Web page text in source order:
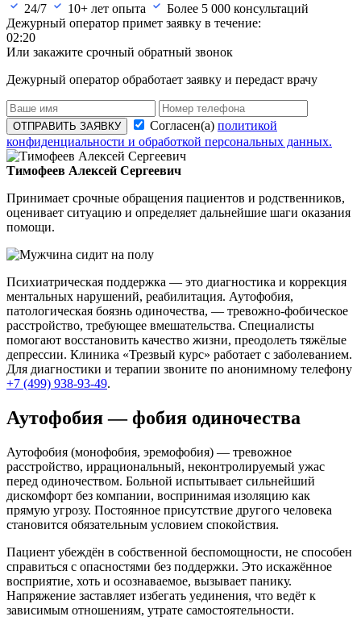
24/7
10+ лет опыта Более 5 000 консультаций
Дежурный оператор примет заявку в течение:
02:20
Или закажите срочный обратный звонок
Дежурный оператор обработает заявку и передаст врачу
ОТПРАВИТЬ ЗАЯВКУ Согласен(а) политикой
конфиденциальности и обработкой персональных данных.
Тимофеев Алексей Сергеевич
Принимает срочные обращения пациентов и родственников,
оценивает ситуацию и определяет дальнейшие шаги оказания
помощи.
Психиатрическая поддержка — это диагностика и коррекция
ментальных нарушений, реабилитация. Аутофобия,
патологическая боязнь одиночества, — тревожно-фобическое
расстройство, требующее вмешательства. Специалисты
помогают восстановить качество жизни, преодолеть тяжёлые
депрессии. Клиника «Трезвый курс» работает с заболеванием.
Для диагностики и терапии звоните по анонимному телефону
+7 (499) 938-93-49.
Аутофобия — фобия одиночества
Аутофобия (монофобия, эремофобия) — тревожное
расстройство, иррациональный, неконтролируемый ужас
перед одиночеством. Больной испытывает сильнейший
дискомфорт без компании, воспринимая изоляцию как
прямую угрозу. Постоянное присутствие другого человека
становится обязательным условием спокойствия.
Пациент убеждён в собственной беспомощности, не способен
справиться с опасностями без поддержки. Это искажённое
восприятие, хоть и осознаваемое, вызывает панику.
Напряжение заставляет избегать уединения, что ведёт к
зависимым отношениям, утрате самостоятельности.